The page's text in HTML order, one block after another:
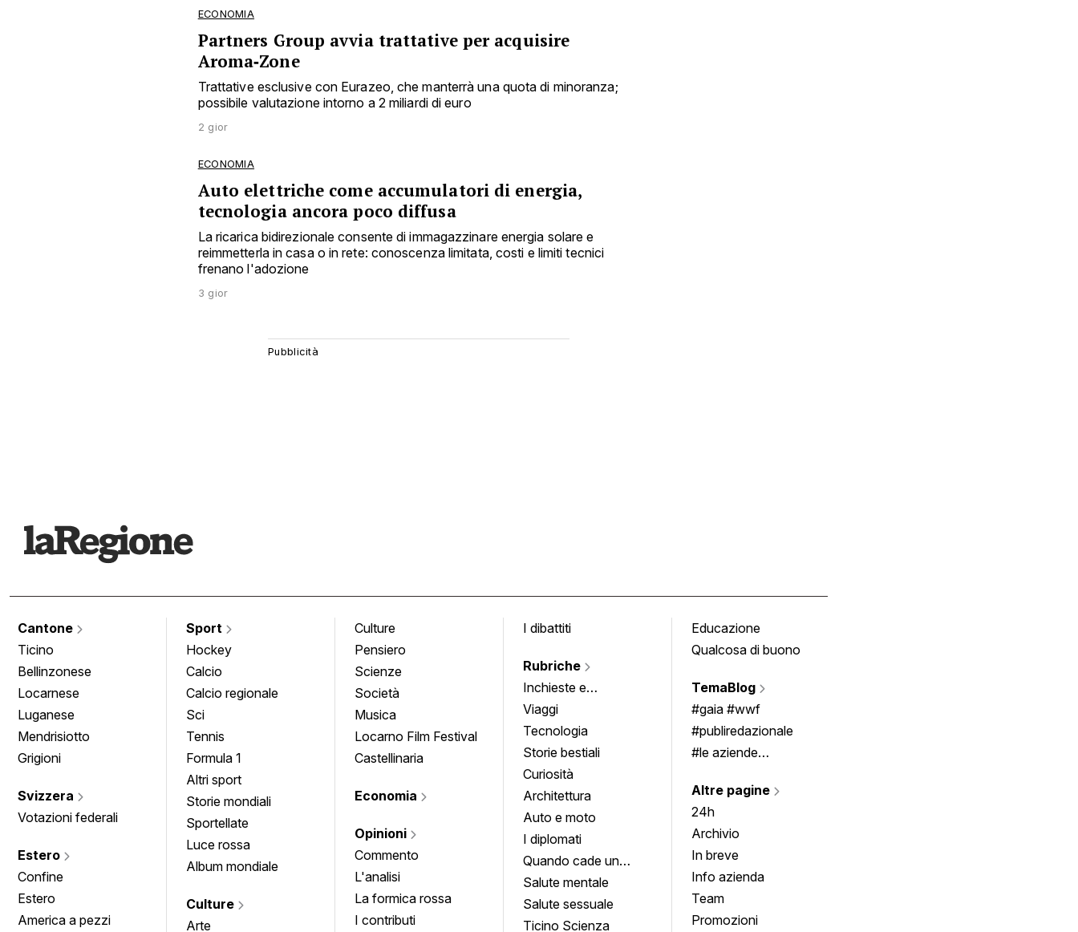
ECONOMIA
Partners Group avvia trattative per acquisire
Aroma‑Zone
Trattative esclusive con Eurazeo, che manterrà una quota di minoranza;
possibile valutazione intorno a 2 miliardi di euro
2 gior
ECONOMIA
Auto elettriche come accumulatori di energia,
tecnologia ancora poco diffusa
La ricarica bidirezionale consente di immagazzinare energia solare e
reimmetterla in casa o in rete: conoscenza limitata, costi e limiti tecnici
frenano l'adozione
3 gior
Cantone
Ticino
Bellinzonese
Locarnese
Luganese
Mendrisiotto
Grigioni
Svizzera
Votazioni federali
Estero
Confine
Estero
America a pezzi
Sport
Hockey
Calcio
Calcio regionale
Sci
Tennis
Formula 1
Altri sport
Storie mondiali
Sportellate
Luce rossa
Album mondiale
Culture
Arte
Culture
Pensiero
Scienze
Società
Musica
Locarno Film Festival
Castellinaria
Economia
Opinioni
Commento
L'analisi
La formica rossa
I contributi
I dibattiti
Rubriche
Inchieste e
approfondimenti
Viaggi
Tecnologia
Storie bestiali
Curiosità
Architettura
Auto e moto
I diplomati
Quando cade un
quadro
Salute mentale
Salute sessuale
Ticino Scienza
Educazione
Qualcosa di buono
TemaBlog
#gaia #wwf
#publiredazionale
#le aziende
Altre pagine
24h
Archivio
In breve
Info azienda
Team
Promozioni